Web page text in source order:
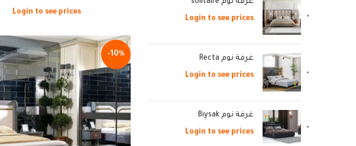
غرفة نوم solitaire
Login to see prices
غرفة نوم Recta
Login to see prices
غرفة نوم Biysak
Login to see prices
Login to see prices
-10%